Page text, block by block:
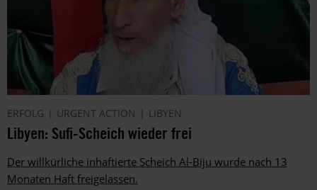
ERFOLG URGENT ACTION LIBYEN
Libyen: Sufi-Scheich wieder frei
Der willkürliche inhaftierte Scheich Al-Biju wurde nach 13
Monaten Haft freigelassen.